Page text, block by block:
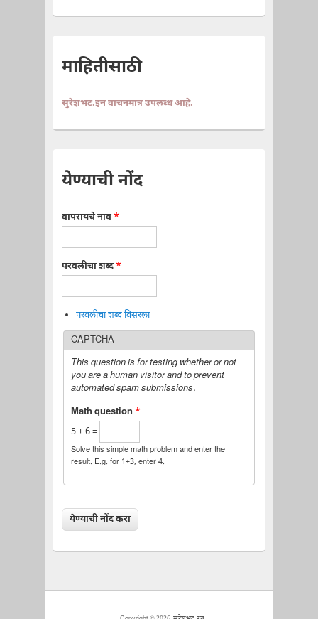
माहितीसाठी
सुरेशभट.इन वाचनमात्र उपलब्ध आहे.
येण्याची नोंद
वापरायचे नाव *
परवलीचा शब्द*
परवलीचा शब्द विसरला
CAPTCHA
This question is for testing whether or not
you are a human visitor and to prevent
automated spam submissions.
Math question *
5 + 6 =
Solve this simple math problem and enter the
result. E.g. for 1+3, enter 4.